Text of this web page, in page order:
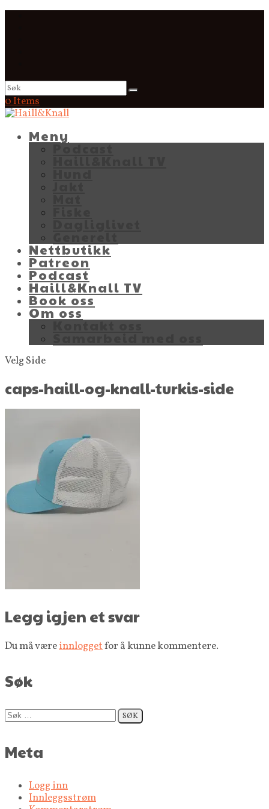
0 Items
Meny
Podcast
Nettbutikk
Patreon
Podcast
Haill&Knall TV
Book oss
Om oss
Kontakt oss
Velg Side
caps-haill-og-knall-turkis-side
Legg igjen et svar
Du må væreinnloggetfor å kunne kommentere.
Søk
Søk
etter:
Meta
Logg inn
Innleggsstrøm